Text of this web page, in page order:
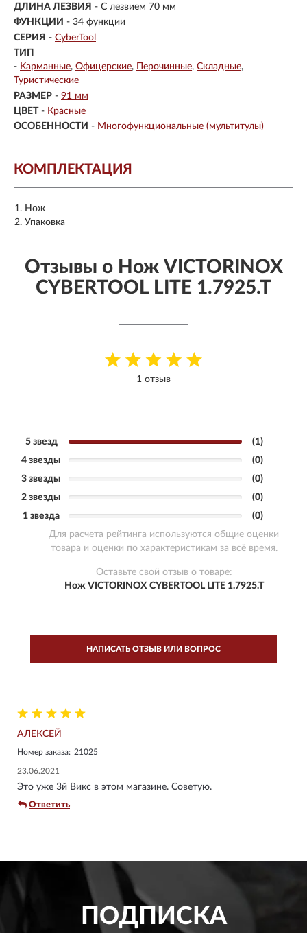
ДЛИНА ЛЕЗВИЯ - С лезвием 70 мм
ФУНКЦИИ - 34 функции
СЕРИЯ - CyberTool
ТИП
- Карманные Офицерские Перочинные Складные
Туристические
РАЗМЕР - 91 мм
ЦВЕТ - Красные
ОСОБЕННОСТИ - Многофункциональные (мультитулы)
КОМПЛЕКТАЦИЯ
Нож
Упаковка
Отзывы о Нож VICTORINOX
CYBERTOOL LITE 1.7925.T
1 отзыв
5 звезд
(1)
4 звезды
(0)
3 звезды
(0)
2 звезды
(0)
1 звезда
(0)
Для расчета рейтинга используются общие оценки
товара и оценки по характеристикам за всё время.
Оставьте свой отзыв о товаре:
Нож VICTORINOX CYBERTOOL LITE 1.7925.T
НАПИСАТЬ ОТЗЫВ ИЛИ ВОПРОС
АЛЕКСЕЙ
Номер заказа: 21025
23.06.2021
Это уже 3й Викс в этом магазине. Советую.
Ответить
ПОДПИСКА